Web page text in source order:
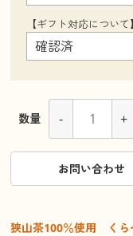
【ギフト対応につい
数量 - +
お問い合わせ
狭山茶100％使用 くら